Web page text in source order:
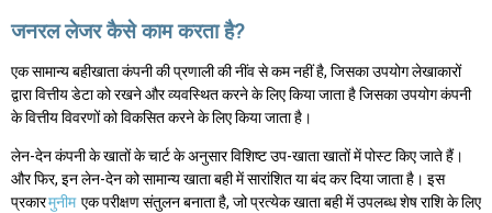
जनरल लेजर कैसे काम करता है?
एक सामान्य बहीखाता कंपनी की प्रणाली की नींव से कम नहीं है, जिसका उपयोग लेखाकारों
द्वारा वित्तीय डेटा को रखने और व्यवस्थित करने के लिए किया जाता है जिसका उपयोग कंपनी
के वित्तीय विवरणों को विकसित करने के लिए किया जाता है।
लेन-देन कंपनी के खातों के चार्ट के अनुसार विशिष्ट उप-खाता खातों में पोस्ट किए जाते हैं।
और फिर, इन लेन-देन को सामान्य खाता बही में सारांशित या बंद कर दिया जाता है। इस
प्रकारमुनीम एक परीक्षण संतुलन बनाता है, जो प्रत्येक खाता बही में उपलब्ध शेष राशि के लिए